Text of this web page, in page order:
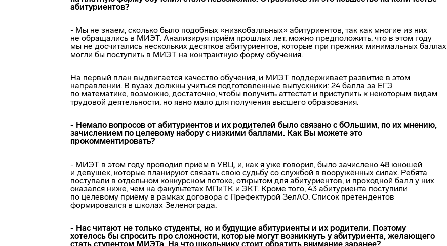
абитуриентов?
- Мы не знаем, сколько было подобных «низкобалльных» абитуриентов, так как многие из них
не обращались в МИЭТ. Анализируя приём прошлых лет, можно предположить, что в этом году
мы не досчитались нескольких десятков абитуриентов, которые при прежних минимальных баллах
могли бы поступить в МИЭТ на контрактную форму обучения.
На первый план выдвигается качество обучения, и МИЭТ поддерживает развитие в этом
направлении. В вузах должны учиться подготовленные выпускники: 24 балла за ЕГЭ
по математике, возможно, достаточно, чтобы получить аттестат и приступить к некоторым видам
трудовой деятельности, но явно мало для получения высшего образования.
- Немало вопросов от абитуриентов и их родителей было связано с бОльшим, по их мнению,
зачислением по целевому набору с низкими баллами. Как Вы можете это
прокомментировать?
- МИЭТ в этом году проводил приём в УВЦ, и, как я уже говорил, было зачислено 48 юношей
и девушек, которые планируют связать свою судьбу со службой в вооружённых силах. Ребята
поступали в отдельном конкурсном потоке, открытом для абитуриентов, и проходной балл у них
оказался ниже, чем на факультетах МПиТК и ЭКТ. Кроме того, 43 абитуриента поступили
по целевому приёму в рамках договора с Префектурой ЗелАО. Список претендентов
формировался в школах Зеленограда.
- Нас читают не только студенты, но и будущие абитуриенты и их родители. Поэтому
хотелось бы спросить про сложности, которые могут возникнуть у абитуриента, желающего